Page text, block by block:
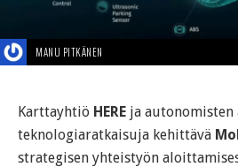
MANU PITKÄNEN
Karttayhtiö HERE ja autonomisten
teknologiaratkaisuja kehittävä
strategisen yhteistyön